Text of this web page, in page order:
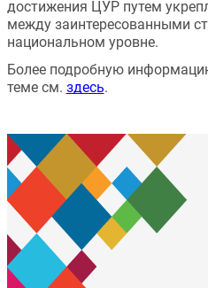
достижения ЦУР путем
между заинтересованными
национальном уровне.
Более подробную
теме см. здесь.